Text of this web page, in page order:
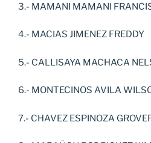
3.- MAMANI MAMANI
4.- MACIAS JIMENEZ FREDDY
5.- CALLISAYA MACHACA
6.- MONTECINOS AVILA
7.- CHAVEZ ESPINOZA